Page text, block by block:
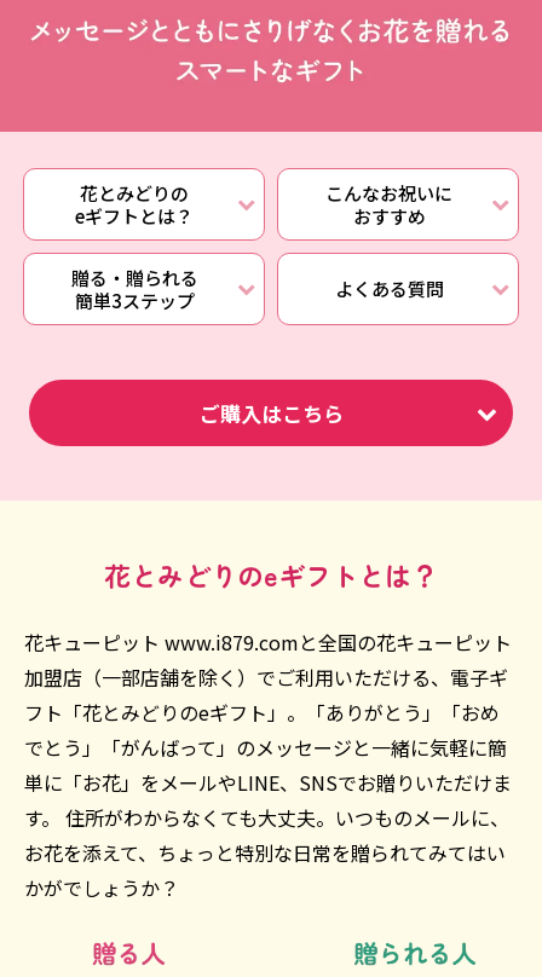
花とみどりの
eギフトとは？
こんなお祝いに
おすすめ
贈る・贈られる
簡単3ステップ
よくある質問
ご購入はこちら
花とみどりのeギフトとは？
花キューピット www.i879.comと全国の花キューピット
加盟店（一部店舗を除く）でご利用いただける、電子ギ
フト「花とみどりのeギフト」。「ありがとう」「おめ
でとう」「がんばって」のメッセージと一緒に気軽に簡
単に「お花」をメールやLINE、SNSでお贈りいただけま
す。 住所がわからなくても大丈夫。いつものメールに、
お花を添えて、ちょっと特別な日常を贈られてみてはい
かがでしょうか？